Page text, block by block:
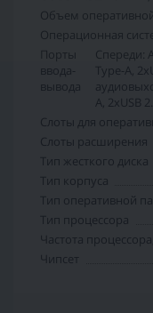
Объем
Операционная
Порты
ввода-
вывода
Спереди:
Type-A,
A, 2xUSB
Слоты для
Слоты расширения
Тип жесткого диска
Тип корпуса
Тип оперативной
Тип процессора
Частота
Чипсет